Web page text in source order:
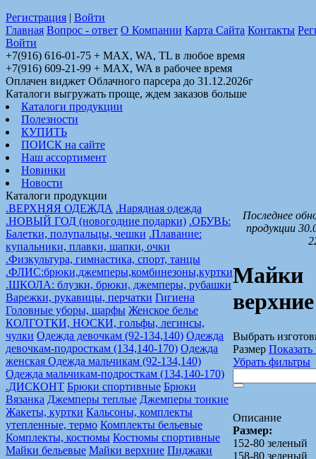
Регистрация | Войти
Главная Вопрос - ответ О Компании Карта Сайта Контакты
Войти
+7(916) 616-01-75 + MAX, WA, TL в любое время
+7(916) 609-21-99 + MAX, WA в рабочее время
Оплачен виджет Облачного парсера до 31.12.2026г
Каталоги выгружать проще, ждем заказов больше
Каталоги продукции
Полезности
КУПИТЬ
ПОИСК на сайте
Наш ассортимент
Новинки
Новости
Каталоги продукции
.ВЕРХНЯЯ ОДЕЖДА .Нарядная одежда
.НОВЫЙ ГОД (новогодние подарки) .ОБУВЬ:
Балетки, полупальцы, чешки .Плавание:
купальники, плавки, шапки, очки
.Физкультура, гимнастика, спорт, танцы
.ФЛИС:брюки,джемперы,комбинезоны,куртки
.ШКОЛА: блузки, брюки, джемперы, рубашки
Варежки, рукавицы, перчатки Гигиена
Головные уборы, шарфы Женское белье
КОЛГОТКИ, НОСКИ, гольфы, легинсы,
чулки Одежда девочкам (92-134,140) Одежда
девочкам-подросткам (134,140-170) Одежда
женская Одежда мальчикам (92-134,140)
Одежда мальчикам-подросткам (134,140-170)
.ДИСКОНТ Брюки спортивные Брюки
Вязанка Джемперы теплые Джемперы тонкие
Жакеты, куртки Кальсоны, комплекты
утепленные, термо Комплекты бельевые
Комплекты, костюмы Костюмы спортивные
Майки бельевые Майки верхние Пиджаки
Последнее
продукции
Майки
верхние
Выбрать
Размер Показать
Убрать фильтры
Описание
Размер:
152-80 зеленый
158-80 зеленый